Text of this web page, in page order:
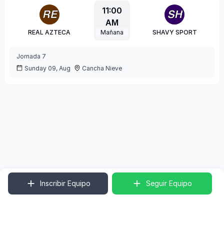
REAL AZTECA
11:00
AM
Mañana SHAVY SPORT
Jornada 7
Sunday 09, Aug
Cancha Nieve
Inscribir Equipo Seguir Equipo